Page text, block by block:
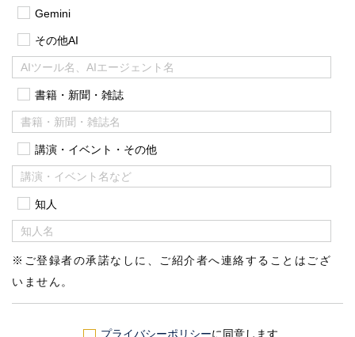
Gemini
その他AI
書籍・新聞・雑誌
講演・イベント・その他
知人
※ご登録者の承諾なしに、ご紹介者へ連絡することはござ
いません。
プライバシーポリシーに同意します